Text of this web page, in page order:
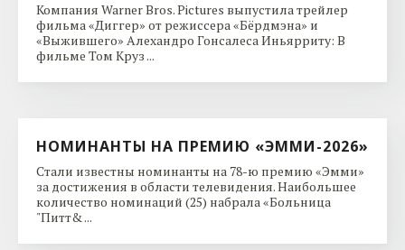
Компания Warner Bros. Pictures выпустила трейлер
фильма «Диггер» от режиссера «Бёрдмэна» и
«Выжившего» Алехандро Гонсалеса Иньярриту: В
фильме Том Круз ...
НОМИНАНТЫ НА ПРЕМИЮ «ЭММИ-2026»
Стали известны номинанты на 78-ю премию «Эмми»
за достижения в области телевидения. Наибольшее
количество номинаций (25) набрала «Больница
"Питт& ...